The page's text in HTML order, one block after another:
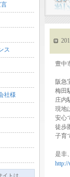
言
ス
社様
トは、
豊中
阪急
梅田
庄内
現地
安心
徒歩
子育
是非
http://